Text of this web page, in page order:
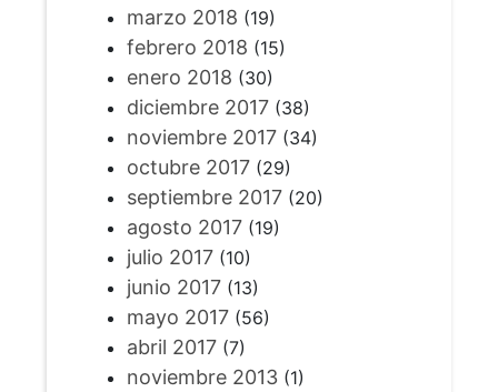
marzo 2018 (19)
febrero 2018 (15)
enero 2018 (30)
diciembre 2017(38)
noviembre 2017(34)
octubre 2017(29)
septiembre 2017(20)
agosto 2017(19)
julio 2017(10)
junio 2017(13)
mayo 2017(56)
abril 2017(7)
noviembre 2013(1)